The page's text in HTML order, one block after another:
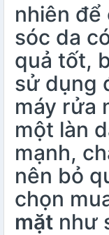
nhiên để
sóc da
quả tốt,
sử dụng
máy rửa
một làn
mạnh,
nên bỏ
chọn
mặt như